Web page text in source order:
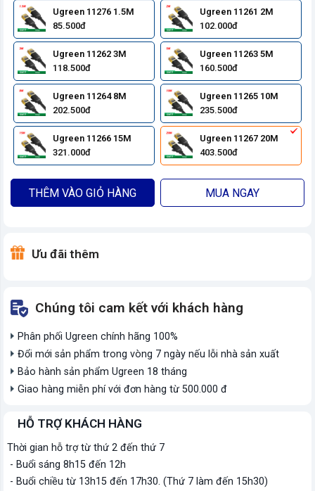
Ugreen 11276 1.5M
85.500đ
Ugreen 11261 2M
102.000đ
Ugreen 11262 3M
118.500đ
Ugreen 11263 5M
160.500đ
Ugreen 11264 8M
202.500đ
Ugreen 11265 10M
235.500đ
Ugreen 11266 15M
321.000đ
Ugreen 11267 20M
403.500đ
THÊM VÀO GIỎ HÀNG MUA NGAY
Ưu đãi thêm
Chúng tôi cam kết với khách hàng
Phân phối Ugreen chính hãng 100%
Đổi mới sản phẩm trong vòng 7 ngày nếu lỗi nhà sản xuất
Bảo hành sản phẩm Ugreen 18 tháng
Giao hàng miễn phí với đơn hàng từ 500.000 đ
HỖ TRỢ KHÁCH HÀNG
Thời gian hỗ trợ từ thứ 2 đến thứ 7
- Buổi sáng 8h15 đến 12h
- Buổi chiều từ 13h15 đến 17h30. (Thứ 7 làm đến 15h30)